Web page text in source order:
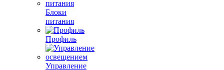
Блоки
питания
Профиль
Управление